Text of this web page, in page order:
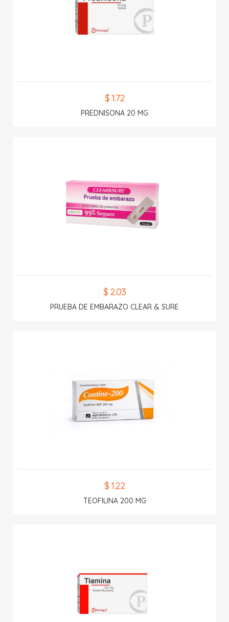
$ 1.72
PREDNISONA 20 MG
$ 2.03
PRUEBA DE EMBARAZO CLEAR & SURE
$ 1.22
TEOFILINA 200 MG